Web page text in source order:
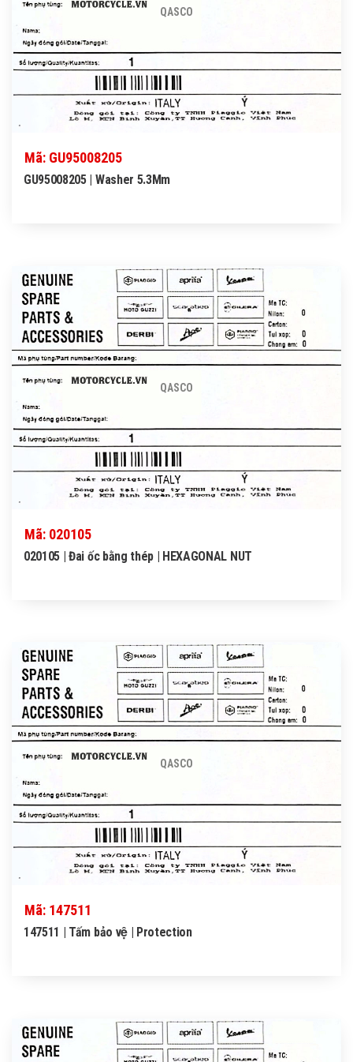
QASCO
Mã: GU95008205
GU95008205 | Washer 5.3Mm
QASCO
Mã: 020105
020105 | Đai ốc bằng thép | HEXAGONAL NUT
QASCO
Mã: 147511
147511 | Tấm bảo vệ | Protection